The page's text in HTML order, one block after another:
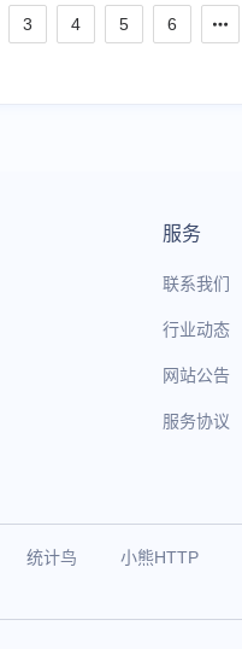
3 4 5 6
服务
联系我们
行业动态
网站公告
服务协议
统计鸟 小熊HTTP